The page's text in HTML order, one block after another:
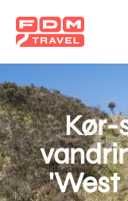
til
hovedindhold
Kør-
'West